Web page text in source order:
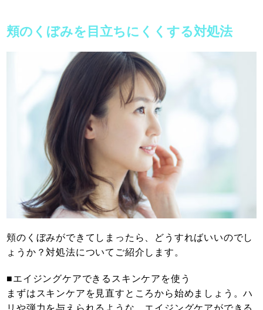
頬のくぼみを目立ちにくくする対処法
頬のくぼみができてしまったら、どうすればいいのでし
ょうか？対処法についてご紹介します。
■エイジングケアできるスキンケアを使う
まずはスキンケアを見直すところから始めましょう。ハ